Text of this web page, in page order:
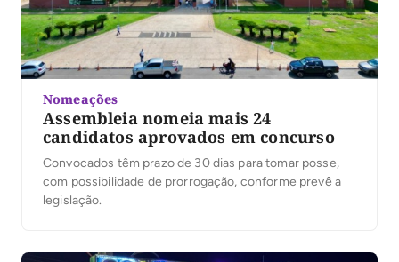
Nomeações
Assembleia nomeia mais 24
candidatos aprovados em concurso
Convocados têm prazo de 30 dias para tomar posse,
com possibilidade de prorrogação, conforme prevê a
legislação.